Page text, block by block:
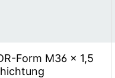
Form M36 x 1,5